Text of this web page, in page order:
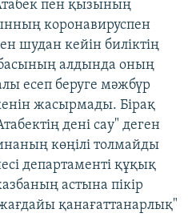
пен қызының
коронавируспен
шудан кейін биліктің
алдында оның
есеп беруге мәжбүр
жасырмады. Бірақ
дені сау" деген
көңілі толмайды
департаменті құқық
астына пікір
қанағаттанарлық"